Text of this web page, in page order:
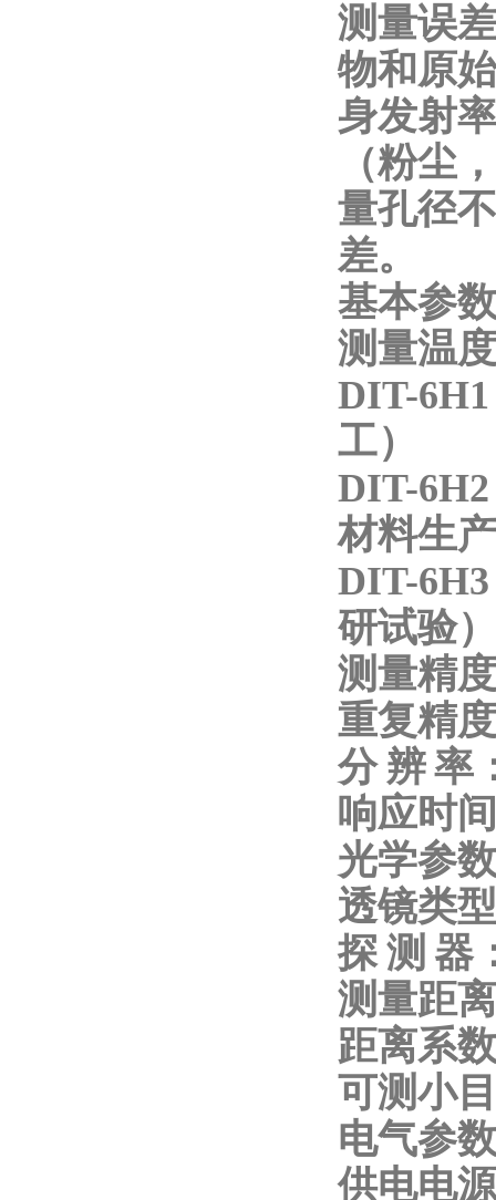
测量误
物和原
身发射
（粉尘
量孔径
差。
基本参
测量温
DIT-
工）
DIT-
材料生
DIT-
研试验
测量精
重复精
分 辨
响应时
光学参
透镜类
探 测 器
测量距
距离系
可测小
电气参
供电电